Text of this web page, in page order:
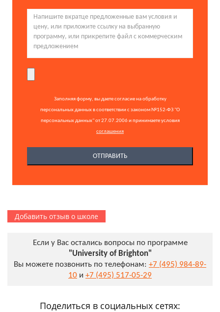
Заполняя форму, вы даете согласие на обработку
персональных данных в соответствии с законом №152-ФЗ "О
персональных данных" от 27.07.2006 и принимаете условия
соглашения
Добавить отзыв о школе
Если у Вас остались вопросы по программе
"University of Brighton"
Вы можете позвонить по телефонам: +7 (495) 984-89-
10 и +7 (495) 517-05-29
Поделиться в социальных сетях: